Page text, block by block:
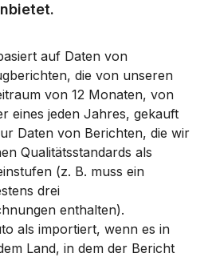
auf Daten von
die von unseren
von 12 Monaten, von
eines jeden Jahres, gekauft
Daten von Berichten, die wir
Qualitätsstandards als
(z. B. muss ein
drei
enthalten).
als importiert, wenn es in
Land, in dem der Bericht